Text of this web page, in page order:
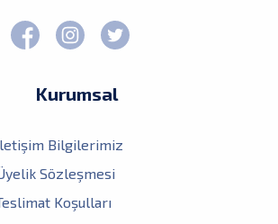
Kurumsal
Bilgilerimiz
Sözleşmesi
Koşulları